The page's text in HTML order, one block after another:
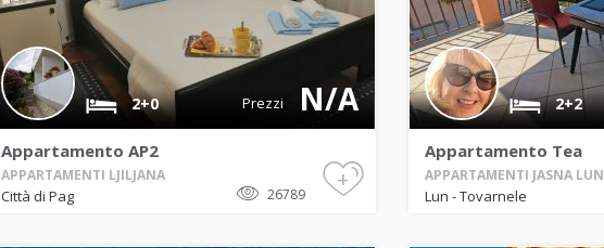
2+0 N/A
Prezzi
Appartamento AP2
APPARTAMENTI LJILJANA
26789
Città di Pag
+
2+2
Appartamento Tea
APPARTAMENTI JASNA LUN
Lun - Tovarnele